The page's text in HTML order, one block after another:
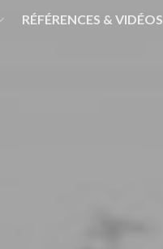
RÉFÉRENCES & VIDÉOS